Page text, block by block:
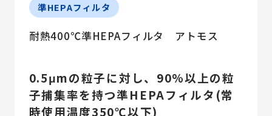
準HEPAフィルタ
耐熱400℃準HEPAフィルタ アトモス
0.5μmの粒子に対し、90%以上の粒
子捕集率を持つ準HEPAフィルタ(常
時使用温度350℃以下)